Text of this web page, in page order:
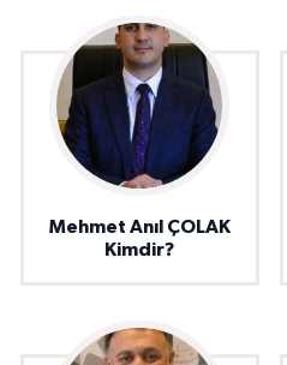
Mehmet Anıl ÇOLAK
Kimdir?